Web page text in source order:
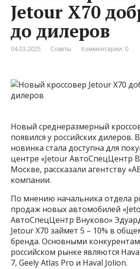
Jetour X70
до дилеров
04.03.2025 Советы Комментарии: 0
Новый среднеразмерный
появился у российских дилеров.
новинка стала доступна для
центре «Jetour АвтоСпецЦентр
Москве, рассказали агентству
компании.
По мнению начальника отдела
продаж новых автомобилей
АвтоСпецЦентр Внуково»
Jetour X70 займет 5 – 10% в
бренда. Основными
российском рынке являются
7, Geely Atlas Pro и Haval Jolion.